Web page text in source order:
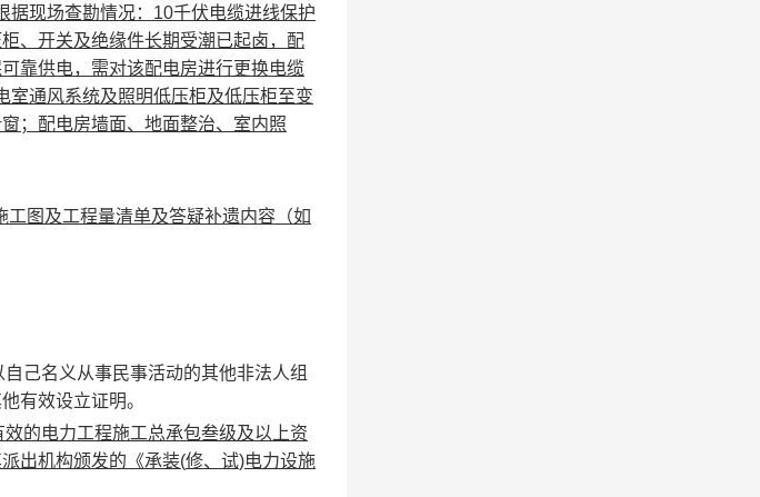
据现场查勘情况： 10千伏电缆进线保护
、开关及绝缘件长期受潮已起卤，配
靠供电，需对该配电房进行更换电缆
室通风系统及照明低压柜及低压柜至变
；配电房墙面、地面整治、室内照
图及工程量清单及答疑补遗内容（如
己名义从事民事活动的其他非法人组
有效设立证明。
的电力工程施工总承包叁级及以上资
出机构颁发的《承装(修、试)电力设施